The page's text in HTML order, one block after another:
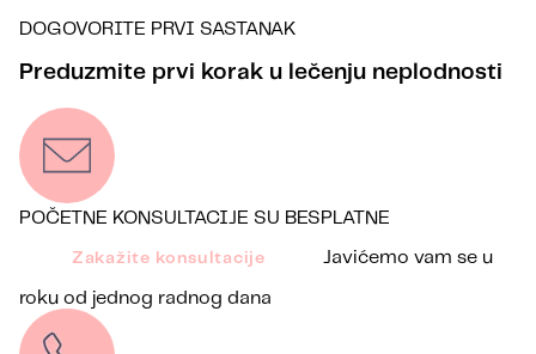
DOGOVORITE PRVI SASTANAK
Preduzmite prvi korak u lečenju neplodnosti
POČETNE KONSULTACIJE SU BESPLATNE
Zakažite konsultacije Javićemo vam se u
roku od jednog radnog dana